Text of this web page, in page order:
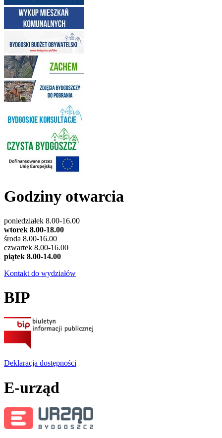
Godziny otwarcia
poniedziałek 8.00-16.00
wtorek 8.00-18.00
środa 8.00-16.00
czwartek 8.00-16.00
piątek 8.00-14.00
Kontakt do wydziałów
BIP
Deklaracja dostępności
E-urząd